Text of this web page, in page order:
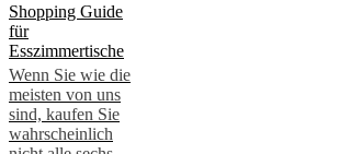
Shopping Guide
für
Esszimmertische
Wenn Sie wie die
meisten von uns
sind, kaufen Sie
wahrscheinlich